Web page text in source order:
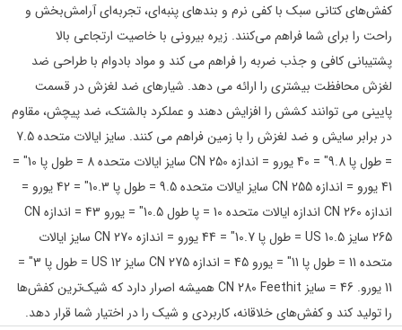
کفش‌های کتانی سبک با کفی نرم و بندهای پنبه‌ای، تجربه‌ای آرامش‌بخش و
راحت را برای شما فراهم می‌کنند. زیره بیرونی با خاصیت ارتجاعی بالا
پشتیبانی کافی و جذب ضربه را فراهم می کند و مواد بادوام با طراحی ضد
لغزش محافظت بیشتری را ارائه می دهد. شیارهای ضد لغزش در قسمت
پایینی می توانند کشش را افزایش دهند و عملکرد بالشتک، ضد پیچش، مقاوم
در برابر سایش و ضد لغزش را با زمین فراهم می کنند. سایز ایالات متحده 7.5
= طول پا 9.8" = 40 یورو = اندازه CN 250 سایز ایالات متحده 8 = طول پا 10" =
41 یورو = اندازه CN 255 سایز ایالات متحده 9.5 = طول پا 10.3" = 42 یورو =
اندازه CN 260 اندازه ایالات متحده 10 = پا طول 10.5" = یورو 43 = اندازه CN
265 سایز US 10.5 = طول پا 10.7" = 44 یورو = اندازه CN 270 سایز ایالات
متحده 11 = طول پا 11" = یورو 45 = اندازه CN 275 سایز US 12 = طول پا 3" =
11 یورو. 46 = سایز CN 280 Feethit همیشه اصرار دارد که شیک‌ترین کفش‌ها
را تولید کند و کفش‌های خلاقانه، کاربردی و شیک را در اختیار شما قرار دهد.